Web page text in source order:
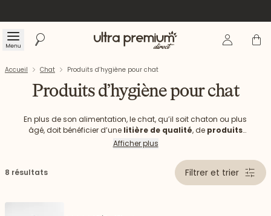
Menu Rechercher Accueil Se Panier
Accueil Chat Produits d’hygiène pour chat
Produits d’hygiène pour chat
En plus de son alimentation, le chat, qu’il soit chaton ou plus
âgé, doit bénéficier d’une litière de qualité, de produits
d’hygiène et d’accessoires adaptés
bien-être et la santé des chats au cœur de notre
fonctionnement. Il est essentiel d’analyser le comportement
de votre animal pour comprendre ses habitudes. Pour vous
Afficher plus
8 résultats Filtrer et trier